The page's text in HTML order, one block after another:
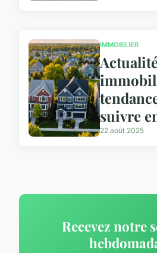
IMMOBILIER
suivre
22 août 2025
Recevez notre